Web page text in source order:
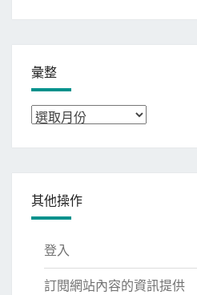
彙整
彙
其他操作
登入
訂閱網站內容的資訊提供